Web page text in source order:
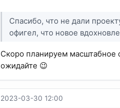
Спасибо, что не дали
офигел, что новое
Скоро планируем масштабное
ожидайте 😉
2023-03-30 12:00